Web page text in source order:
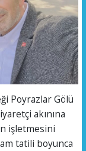
Poyrazlar Gölü
akınına
işletmesini
tatili boyunca